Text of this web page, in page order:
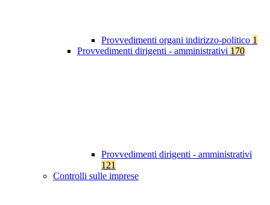
Provvedimenti organi indirizzo-politico 1
Provvedimenti dirigenti - amministrativi 170
Provvedimenti dirigenti - amministrativi
121
Controlli sulle imprese